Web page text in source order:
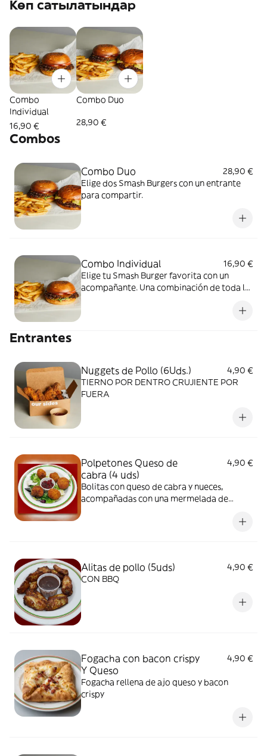
Көп сатылатындар
Combo
Individual
16,90 €
Combo Duo
28,90 €
Combos
Combo Duo
28,90 €
Elige dos Smash Burgers con un entrante
para compartir.
Combo Individual
16,90 €
Elige tu Smash Burger favorita con un
acompañante. Una combinación de toda la
Entrantes
Nuggets de Pollo (6Uds.)
4,90 €
TIERNO POR DENTRO CRUJIENTE POR
FUERA
Polpetones Queso de
cabra (4 uds)
4,90 €
Bolitas con queso de cabra y nueces,
acompañadas con una mermelada de
Alitas de pollo (5uds)
4,90 €
CON BBQ
Fogacha con bacon crispy
Y Queso
4,90 €
Fogacha rellena de ajo queso y bacon
crispy